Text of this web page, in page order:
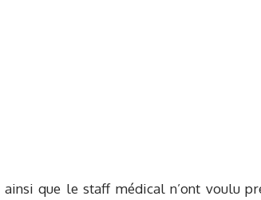
ainsi que le staff médical n’ont voulu